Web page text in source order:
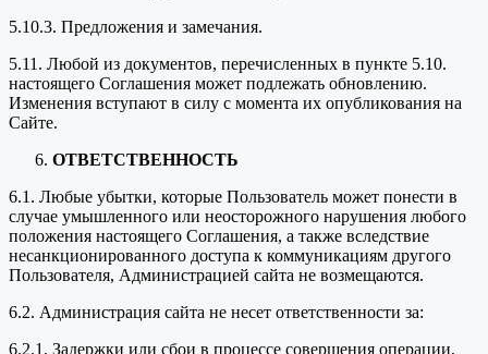
5.10.3. Предложения и замечания.
5.11. Любой из документов, перечисленных в пункте 5.10.
настоящего Соглашения может подлежать обновлению.
Изменения вступают в силу с момента их опубликования на
Сайте.
ОТВЕТСТВЕННОСТЬ
6.1. Любые убытки, которые Пользователь может понести в
случае умышленного или неосторожного нарушения любого
положения настоящего Соглашения, а также вследствие
несанкционированного доступа к коммуникациям другого
Пользователя, Администрацией сайта не возмещаются.
6.2. Администрация сайта не несет ответственности за:
6.2.1. Задержки или сбои в процессе совершения операции,